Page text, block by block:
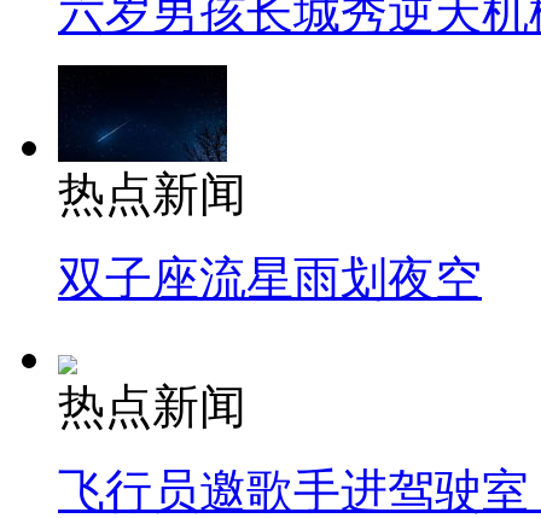
六岁男孩长城秀逆天机
热点新闻
双子座流星雨划夜空
热点新闻
飞行员邀歌手进驾驶